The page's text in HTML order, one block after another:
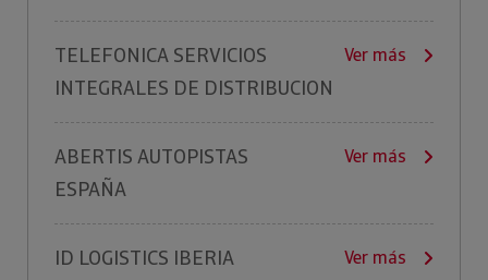
TELEFONICA SERVICIOS
INTEGRALES DE DISTRIBUCION
Ver más
ABERTIS AUTOPISTAS
ESPAÑA
Ver más
ID LOGISTICS IBERIA Ver más